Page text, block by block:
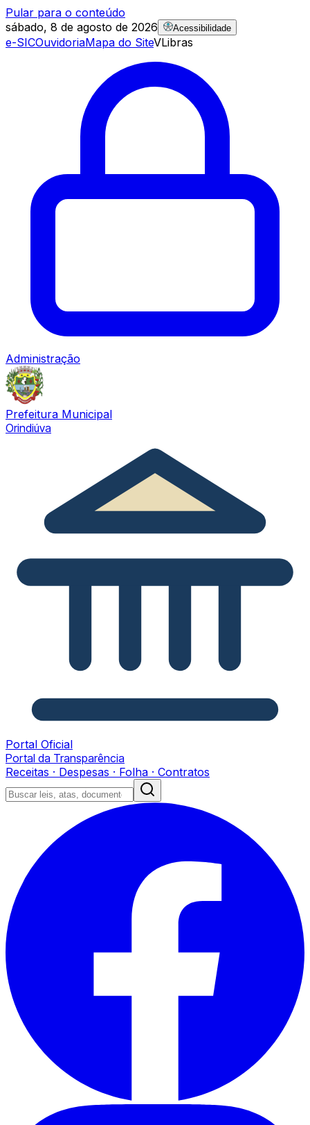
Pular para o conteúdo
sábado, 8 de agosto de 2026
Acessibilidade
e-SICOuvidoriaMapa do SiteVLibras
Administração
Prefeitura Municipal
Orindiúva
Portal Oficial
Portal da Transparência
Receitas · Despesas · Folha · Contratos